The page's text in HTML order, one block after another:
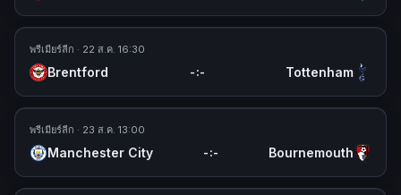
พรีเมียร์ลีก · 22 ส.ค. 16:30
Brentford - :- Tottenham
พรีเมียร์ลีก · 23 ส.ค. 13:00
Manchester City - :- Bournemouth